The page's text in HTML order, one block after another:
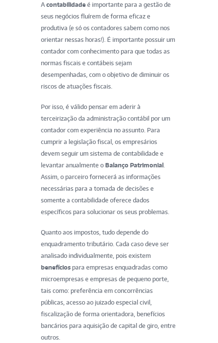
A contabilidade é importante para a gestão de
seus negócios fluírem de forma eficaz e
produtiva (e só os contadores sabem como nos
orientar nessas horas!). É importante possuir um
contador com conhecimento para que todas as
normas fiscais e contábeis sejam
desempenhadas, com o objetivo de diminuir os
riscos de atuações fiscais.
Por isso, é válido pensar em aderir à
terceirização da administração contábil por um
contador com experiência no assunto. Para
cumprir a legislação fiscal, os empresários
devem seguir um sistema de contabilidade e
levantar anualmente o Balanço Patrimonial
Assim, o parceiro fornecerá as informações
necessárias para a tomada de decisões e
somente a contabilidade oferece dados
específicos para solucionar os seus problemas.
Quanto aos impostos, tudo depende do
enquadramento tributário. Cada caso deve ser
analisado individualmente, pois existem
benefícios para empresas enquadradas como
microempresas e empresas de pequeno porte,
tais como: preferência em concorrências
públicas, acesso ao juizado especial civil,
fiscalização de forma orientadora, benefícios
bancários para aquisição de capital de giro, entre
outros.